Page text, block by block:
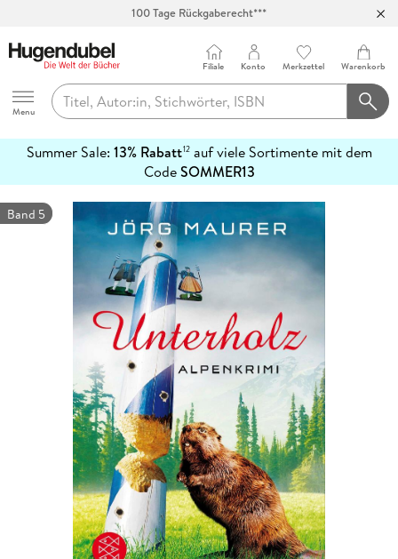
Hugendubel
Menu
Filiale Konto Merkzettel Warenkorb
Summer Sale: 13% Rabatt12auf viele Sortimente mit dem
CodeSOMMER13
erfahren
Band 5